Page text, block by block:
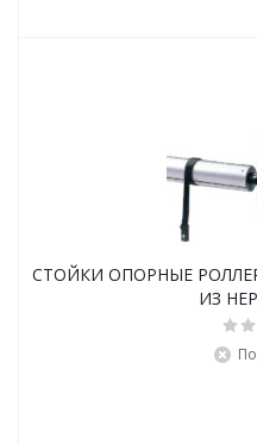
СТОЙКИ ОПОРНЫЕ
ИЗ